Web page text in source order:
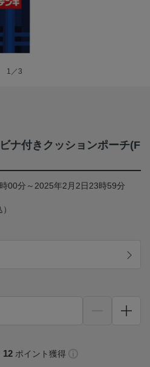
1／3
ナ付きクッションポーチ(F
00分～2025年2月2日23時59分
12 ポイント獲得